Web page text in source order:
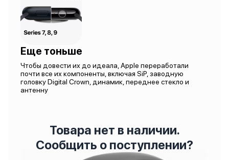
Еще тоньше
Чтобы довести их до идеала, Apple переработали
почти все их компоненты, включая SiP, заводную
головку Digital Crown, динамик, переднее стекло и
антенну
Товара нет в наличии.
Сообщить о поступлении?